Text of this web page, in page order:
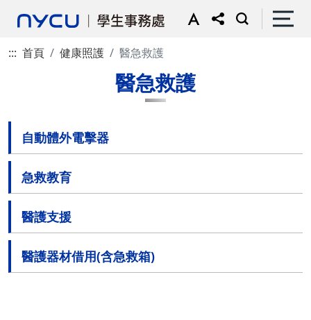
::: 首頁 健康照護 醫急救護
醫急救護
自動體外電擊器
急救教育
醫護支援
醫護器材借用(含急救箱)